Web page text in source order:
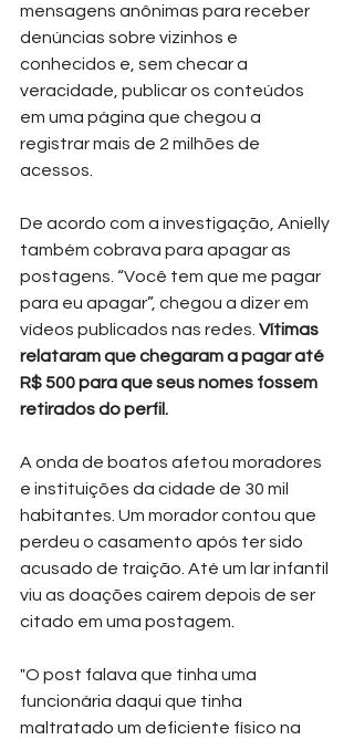
mensagens anônimas para receber
denúncias sobre vizinhos e
conhecidos e, sem checar a
veracidade, publicar os conteúdos
em uma página que chegou a
registrar mais de 2 milhões de
acessos.
De acordo com a investigação, Anielly
também cobrava para apagar as
postagens. “Você tem que me pagar
para eu apagar”, chegou a dizer em
vídeos publicados nas redes. Vítimas
relataram que chegaram a pagar até
R$ 500 para que seus nomes fossem
retirados do perfil.
A onda de boatos afetou moradores
e instituições da cidade de 30 mil
habitantes. Um morador contou que
perdeu o casamento após ter sido
acusado de traição. Até um lar infantil
viu as doações caírem depois de ser
citado em uma postagem.
"O post falava que tinha uma
funcionária daqui que tinha
maltratado um deficiente físico na